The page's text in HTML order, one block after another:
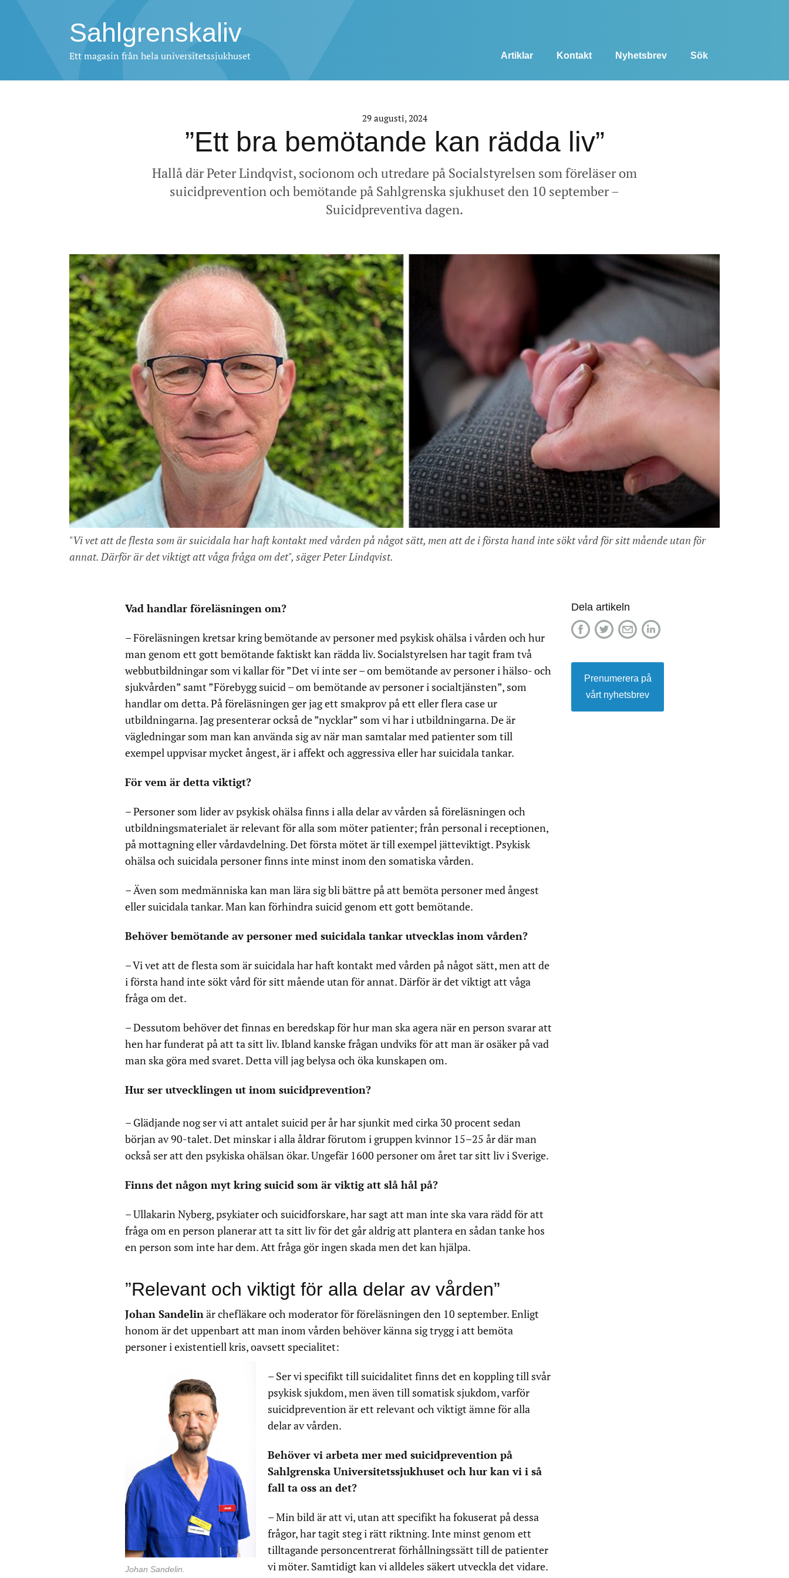
Sahlgrenskaliv
Ett magasin från hela universitetssjukhuset Artiklar Kontakt Nyhetsbrev Sök
29 augusti, 2024
”Ett bra bemötande kan rädda liv”
Hallå där Peter Lindqvist, socionom och utredare på Socialstyrelsen som föreläser om
suicidprevention och bemötande på Sahlgrenska sjukhuset den 10 september –
Suicidpreventiva dagen.
"Vi vet att de flesta som är suicidala har haft kontakt med vården på något sätt, men att de i första hand inte sökt vård för sitt mående utan för
annat. Därför är det viktigt att våga fråga om det", säger Peter Lindqvist.
Vad handlar föreläsningen om?
– Föreläsningen kretsar kring bemötande av personer med psykisk ohälsa i vården och hur
man genom ett gott bemötande faktiskt kan rädda liv. Socialstyrelsen har tagit fram två
webbutbildningar som vi kallar för ”Det vi inte ser – om bemötande av personer i hälso- och
sjukvården” samt ”Förebygg suicid – om bemötande av personer i socialtjänsten”, som
handlar om detta. På föreläsningen ger jag ett smakprov på ett eller flera case ur
utbildningarna. Jag presenterar också de ”nycklar” som vi har i utbildningarna. De är
vägledningar som man kan använda sig av när man samtalar med patienter som till
exempel uppvisar mycket ångest, är i affekt och aggressiva eller har suicidala tankar.
För vem är detta viktigt?
– Personer som lider av psykisk ohälsa finns i alla delar av vården så föreläsningen och
utbildningsmaterialet är relevant för alla som möter patienter; från personal i receptionen,
på mottagning eller vårdavdelning. Det första mötet är till exempel jätteviktigt. Psykisk
ohälsa och suicidala personer finns inte minst inom den somatiska vården.
– Även som medmänniska kan man lära sig bli bättre på att bemöta personer med ångest
eller suicidala tankar. Man kan förhindra suicid genom ett gott bemötande.
Behöver bemötande av personer med suicidala tankar utvecklas inom vården?
– Vi vet att de flesta som är suicidala har haft kontakt med vården på något sätt, men att de
i första hand inte sökt vård för sitt mående utan för annat. Därför är det viktigt att våga
fråga om det.
– Dessutom behöver det finnas en beredskap för hur man ska agera när en person svarar att
hen har funderat på att ta sitt liv. Ibland kanske frågan undviks för att man är osäker på vad
man ska göra med svaret. Detta vill jag belysa och öka kunskapen om.
Hur ser utvecklingen ut inom suicidprevention?
– Glädjande nog ser vi att antalet suicid per år har sjunkit med cirka 30 procent sedan
början av 90-talet. Det minskar i alla åldrar förutom i gruppen kvinnor 15–25 år där man
också ser att den psykiska ohälsan ökar. Ungefär 1600 personer om året tar sitt liv i Sverige.
Finns det någon myt kring suicid som är viktig att slå hål på?
– Ullakarin Nyberg, psykiater och suicidforskare, har sagt att man inte ska vara rädd för att
fråga om en person planerar att ta sitt liv för det går aldrig att plantera en sådan tanke hos
en person som inte har dem. Att fråga gör ingen skada men det kan hjälpa.
”Relevant och viktigt för alla delar av vården”
Johan Sandelinär chefläkare och moderator för föreläsningen den 10 september. Enligt
honom är det uppenbart att man inom vården behöver känna sig trygg i att bemöta
personer i existentiell kris, oavsett specialitet:
Johan Sandelin.
– Ser vi specifikt till suicidalitet finns det en koppling till svår
psykisk sjukdom, men även till somatisk sjukdom, varför
suicidprevention är ett relevant och viktigt ämne för alla
delar av vården.
Behöver vi arbeta mer med suicidprevention på
Sahlgrenska Universitetssjukhuset och hur kan vi i så
fall ta oss an det?
– Min bild är att vi, utan att specifikt ha fokuserat på dessa
frågor, har tagit steg i rätt riktning. Inte minst genom ett
tilltagande personcentrerat förhållningssätt till de patienter
vi möter. Samtidigt kan vi alldeles säkert utveckla det vidare.
Dela artikeln
Prenumerera på
vårt nyhetsbrev